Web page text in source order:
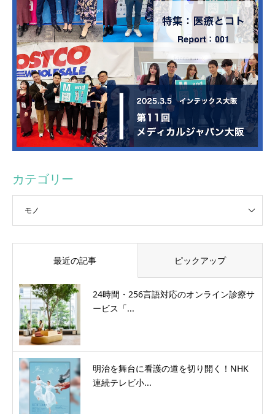
カテゴリー
最近の記事 ピックアップ
24時間・256言語対応のオンライン診療サ
ービス「...
明治を舞台に看護の道を切り開く！NHK
連続テレビ小...